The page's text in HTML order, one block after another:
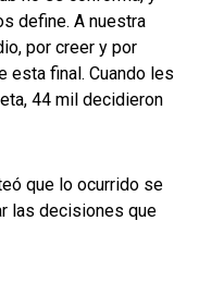
define. A nuestra
por creer y por
esta final. Cuando les
44 mil decidieron
que lo ocurrido se
las decisiones que